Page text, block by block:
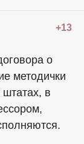
+13
о
методички
в